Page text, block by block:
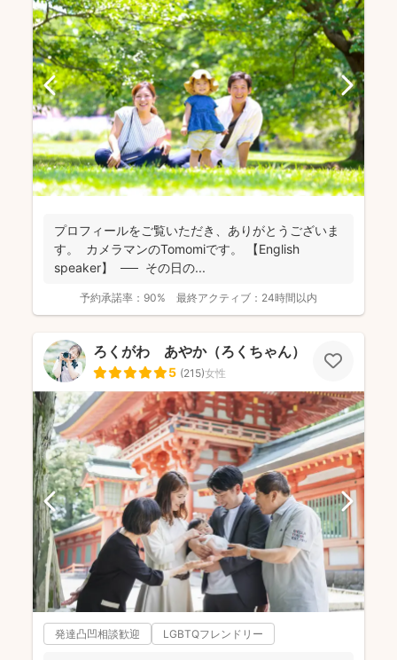
プロフィールをご覧いただき、ありがとうございま
す。 カメラマンのTomomiです。 【English
speaker】 ── その日の...
予約承諾率： 90% 最終アクティブ： 24時間以内
ろくがわ あやか（ろくちゃん）
5 (215)女性
発達凸凹相談歓迎 LGBTQフレンドリー